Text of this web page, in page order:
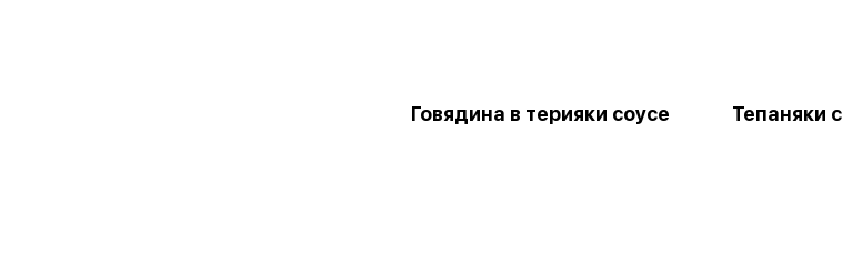
Говядина в терияки соусе Тепаняки